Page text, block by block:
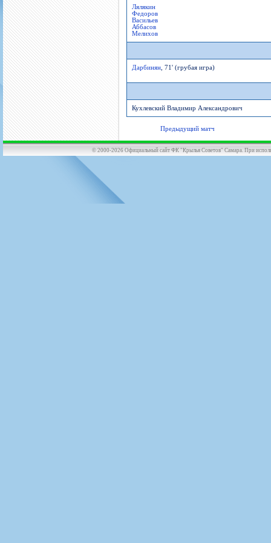
Лялякин
Федоров
Васильев
Аббасов
Мелихов
Дарбинян , 71' (грубая игра)
Кухлевский Владимир Александрович
Предыдущий матч
© 2000-2026 Официальный сайт ФК "Крылья Советов" Самара. При